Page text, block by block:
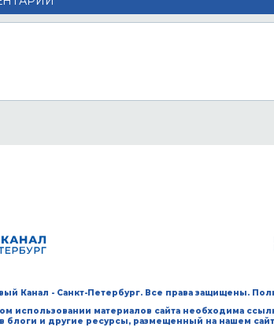
Канал - Санкт-Петербург. Все права защищены.
использовании материалов сайта необходима
блоги и другие ресурсы, размещенный на нашем